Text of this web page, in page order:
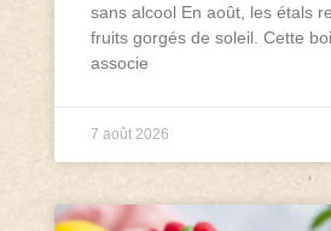
sans alcool En août, les étals
fruits gorgés de soleil. Cette
associe
7 août 2026